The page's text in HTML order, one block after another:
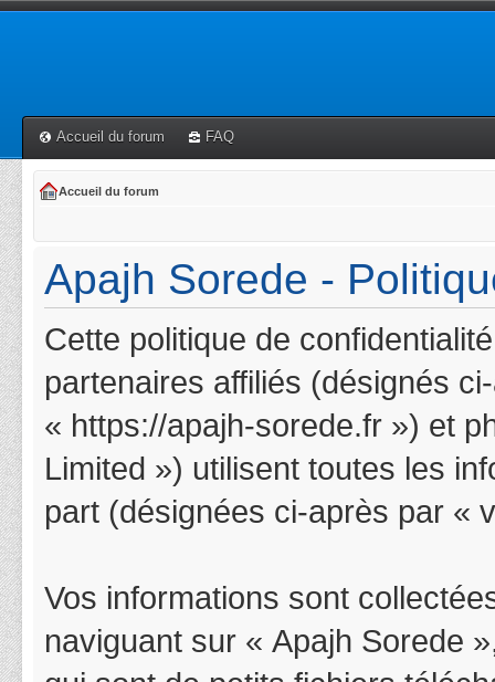
Accueil du forum FAQ
Accueil du forum
Apajh Sorede -
Cette politique de
partenaires affiliés (désignés
« https://apajh-sorede.fr ») et
Limited ») utilisent toutes les
part (désignées ci-après par «
Vos informations sont
naviguant sur « Apajh Sorede